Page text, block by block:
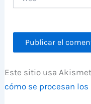
Este sitio usa
cómo se procesan